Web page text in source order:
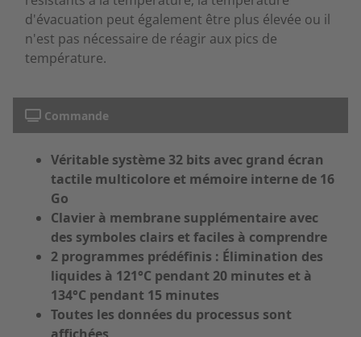
d'évacuation peut également être plus élevée ou il
n'est pas nécessaire de réagir aux pics de
température.
Commande
Véritable système 32 bits avec grand écran
tactile multicolore et mémoire interne de 16
Go
Clavier à membrane supplémentaire avec
des symboles clairs et faciles à comprendre
2 programmes prédéfinis : Élimination des
liquides à 121°C pendant 20 minutes et à
134°C pendant 15 minutes
Toutes les données du processus sont